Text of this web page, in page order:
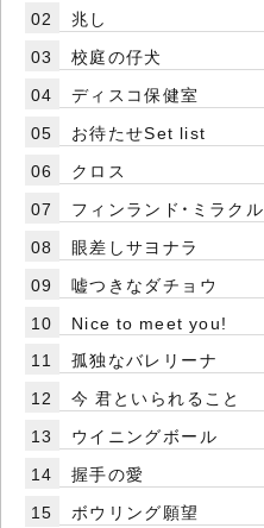
02
兆し
03
校庭の仔犬
04
ディスコ保健室
05
お待たせSet list
06
クロス
07
フィンランド・ミラクル
08
眼差しサヨナラ
09
嘘つきなダチョウ
10
Nice to meet you!
11
孤独なバレリーナ
12
今 君といられること
13
ウイニングボール
14
握手の愛
15
ボウリング願望